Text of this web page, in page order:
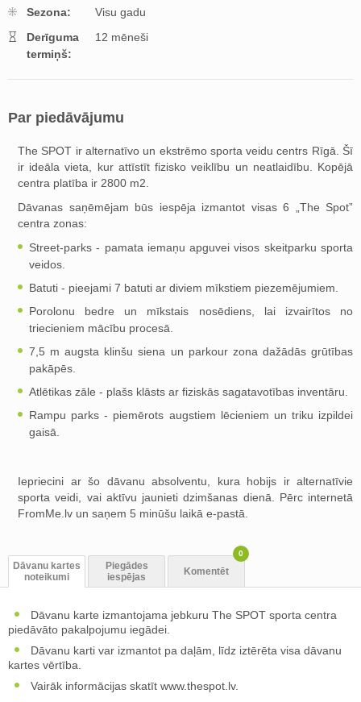
Sezona:
Visu gadu
Derīguma
termiņš:
12 mēneši
Par piedāvājumu
The SPOT ir alternatīvo un ekstrēmo sporta veidu centrs Rīgā. Šī
ir ideāla vieta, kur attīstīt fizisko veiklību un neatlaidību. Kopējā
centra platība ir 2800 m2.
Dāvanas saņēmējam būs iespēja izmantot visas 6 „The Spot”
centra zonas:
Street-parks - pamata iemaņu apguvei visos skeitparku sporta
veidos.
Batuti - pieejami 7 batuti ar diviem mīkstiem piezemējumiem.
Porolonu bedre un mīkstais nosēdiens, lai izvairītos no
triecieniem mācību procesā.
7,5 m augsta klinšu siena un parkour zona dažādās grūtības
pakāpēs.
Atlētikas zāle - plašs klāsts ar fiziskās sagatavotības inventāru.
Rampu parks - piemērots augstiem lēcieniem un triku izpildei
gaisā.
Iepriecini ar šo dāvanu absolventu, kura hobijs ir alternatīvie
sporta veidi, vai aktīvu jaunieti dzimšanas dienā. Pērc internetā
FromMe.lv un saņem 5 minūšu laikā e-pastā.
Dāvanu kartes
noteikumi
Piegādes
iespējas
Komentēt
0
Dāvanu karte izmantojama jebkuru The SPOT sporta centra
piedāvāto pakalpojumu iegādei.
Dāvanu karti var izmantot pa daļām, līdz iztērēta visa dāvanu
kartes vērtība.
Vairāk informācijas skatīt www.thespot.lv.